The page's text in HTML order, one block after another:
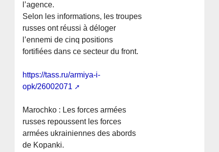
l’agence.
Selon les informations, les troupes
russes ont réussi à déloger
l’ennemi de cinq positions
fortifiées dans ce secteur du front.
https://tass.ru/armiya-i-
opk/26002071
Marochko : Les forces armées
russes repoussent les forces
armées ukrainiennes des abords
de Kopanki.